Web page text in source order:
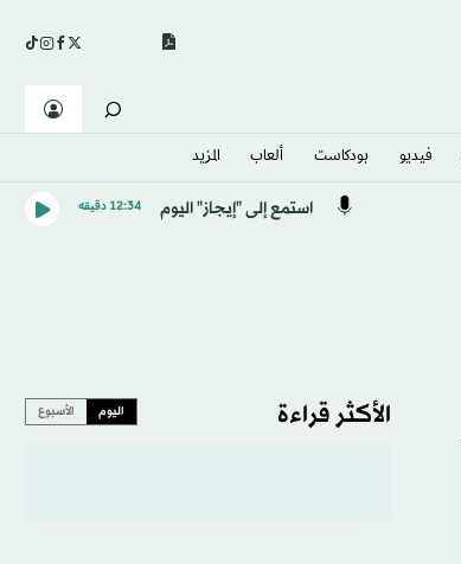
فيديو بودكاست ألعاب المزيد
استمع إلى "إيجاز" اليوم 12:34 دقيقه
الأكثر قراءة اليوم الأسبوع